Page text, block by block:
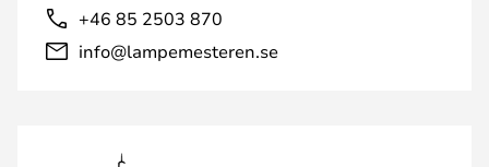
+46 85 2503 870
info@lampemesteren.se